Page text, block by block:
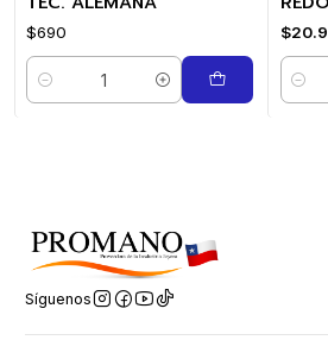
$690
Cantidad
Síguenos